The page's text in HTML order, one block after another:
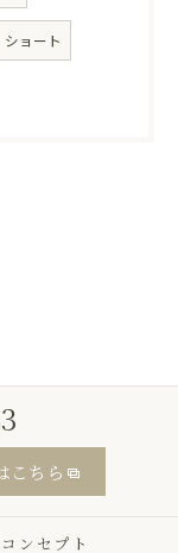
ショート
こちら
コンセプト